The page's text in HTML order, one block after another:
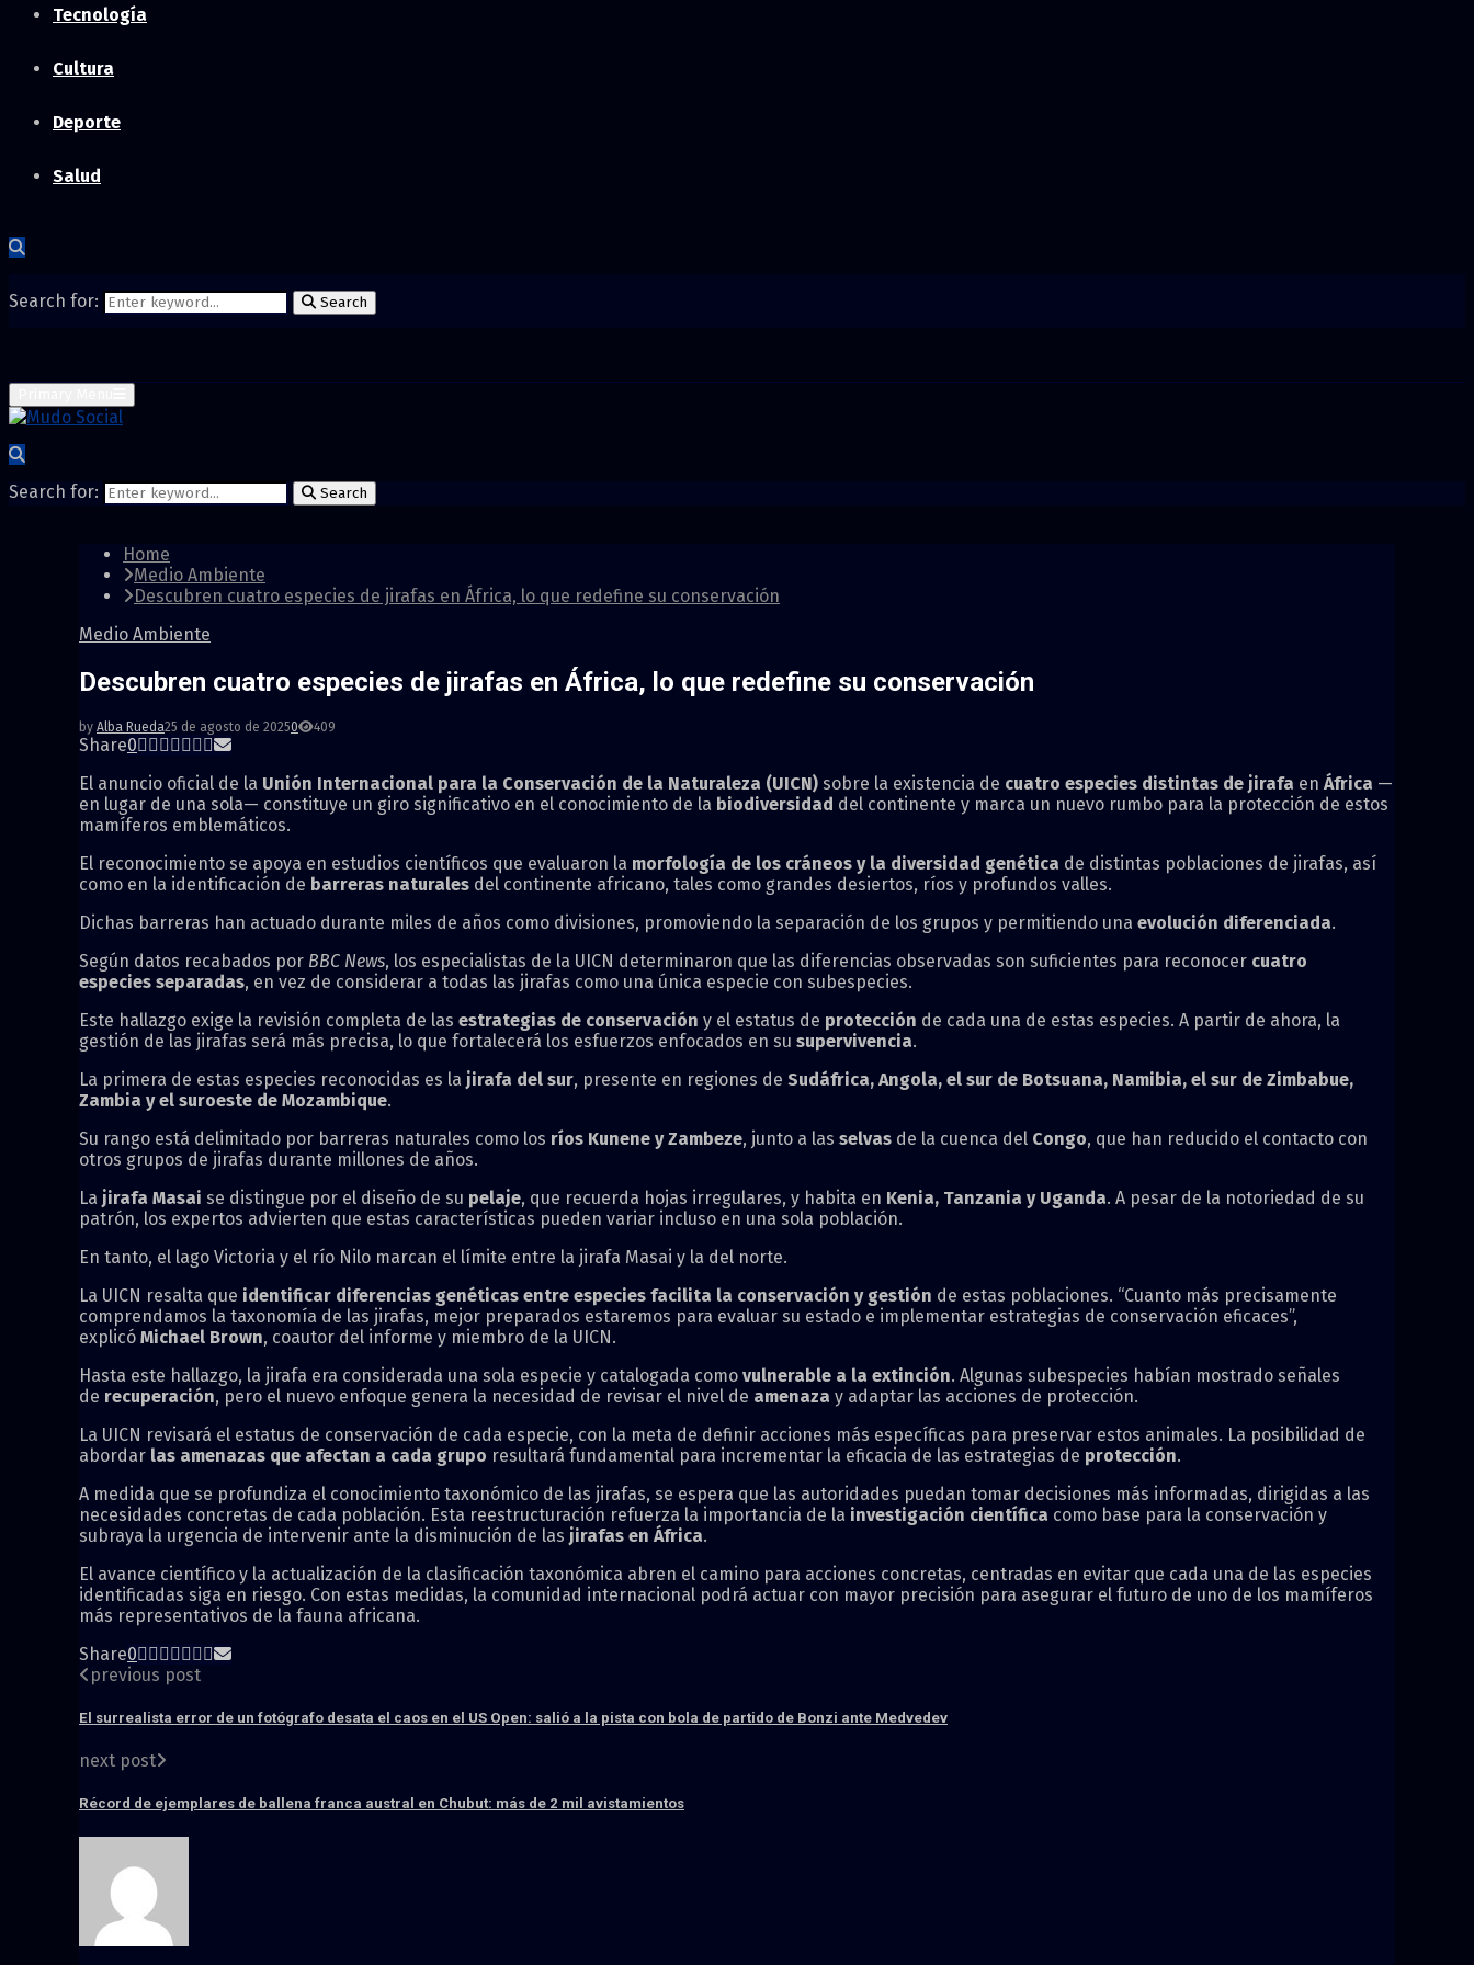
Tecnología
Cultura
Deporte
Salud
Search for: Search
Search for: Search
Home
Medio Ambiente
Descubren cuatro especies de jirafas en África, lo que redefine su conservación
Medio Ambiente
Descubren cuatro especies de jirafas en África, lo que redefine su conservación
by Alba Rueda25 de agosto de 20250 409
Share0
El anuncio oficial de la Unión Internacional para la Conservación de la Naturaleza (UICN) sobre la existencia de cuatro especies distintas de jirafa en África —
en lugar de una sola— constituye un giro significativo en el conocimiento de la biodiversidad del continente y marca un nuevo rumbo para la protección de estos
mamíferos emblemáticos.
El reconocimiento se apoya en estudios científicos que evaluaron la morfología de los cráneos y la diversidad genética de distintas poblaciones de jirafas, así
como en la identificación de barreras naturales del continente africano, tales como grandes desiertos, ríos y profundos valles.
Dichas barreras han actuado durante miles de años como divisiones, promoviendo la separación de los grupos y permitiendo una evolución diferenciada.
Según datos recabados por BBC News, los especialistas de la UICN determinaron que las diferencias observadas son suficientes para reconocer cuatro
especies separadas, en vez de considerar a todas las jirafas como una única especie con subespecies.
Este hallazgo exige la revisión completa de las estrategias de conservación y el estatus de protección de cada una de estas especies. A partir de ahora, la
gestión de las jirafas será más precisa, lo que fortalecerá los esfuerzos enfocados en su supervivencia.
La primera de estas especies reconocidas es la jirafa del sur, presente en regiones de Sudáfrica, Angola, el sur de Botsuana, Namibia, el sur de Zimbabue,
Zambia y el suroeste de Mozambique.
Su rango está delimitado por barreras naturales como los ríos Kunene y Zambeze, junto a las selvas de la cuenca del Congo, que han reducido el contacto con
otros grupos de jirafas durante millones de años.
La jirafa Masai se distingue por el diseño de su pelaje, que recuerda hojas irregulares, y habita en Kenia, Tanzania y Uganda. A pesar de la notoriedad de su
patrón, los expertos advierten que estas características pueden variar incluso en una sola población.
En tanto, el lago Victoria y el río Nilo marcan el límite entre la jirafa Masai y la del norte.
La UICN resalta que identificar diferencias genéticas entre especies facilita la conservación y gestión de estas poblaciones. “Cuanto más precisamente
comprendamos la taxonomía de las jirafas, mejor preparados estaremos para evaluar su estado e implementar estrategias de conservación eficaces”,
explicó Michael Brown, coautor del informe y miembro de la UICN.
Hasta este hallazgo, la jirafa era considerada una sola especie y catalogada como vulnerable a la extinción. Algunas subespecies habían mostrado señales
de recuperación, pero el nuevo enfoque genera la necesidad de revisar el nivel de amenaza y adaptar las acciones de protección.
La UICN revisará el estatus de conservación de cada especie, con la meta de definir acciones más específicas para preservar estos animales. La posibilidad de
abordar las amenazas que afectan a cada grupo resultará fundamental para incrementar la eficacia de las estrategias de protección.
A medida que se profundiza el conocimiento taxonómico de las jirafas, se espera que las autoridades puedan tomar decisiones más informadas, dirigidas a las
necesidades concretas de cada población. Esta reestructuración refuerza la importancia de la investigación científica como base para la conservación y
subraya la urgencia de intervenir ante la disminución de las jirafas en África.
El avance científico y la actualización de la clasificación taxonómica abren el camino para acciones concretas, centradas en evitar que cada una de las especies
identificadas siga en riesgo. Con estas medidas, la comunidad internacional podrá actuar con mayor precisión para asegurar el futuro de uno de los mamíferos
más representativos de la fauna africana.
Share0
previous post
El surrealista error de un fotógrafo desata el caos en el US Open: salió a la pista con bola de partido de Bonzi ante Medvedev
next post
Récord de ejemplares de ballena franca austral en Chubut: más de 2 mil avistamientos